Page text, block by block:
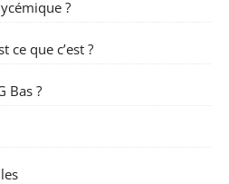
?
ce que c’est ?
Bas ?